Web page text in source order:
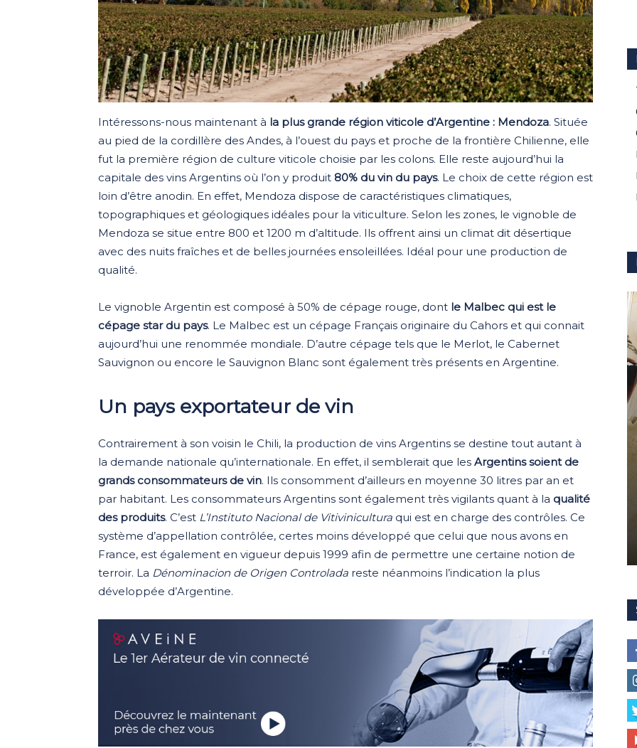
Intéressons-nous maintenant à la plus grande région viticole d’Argentine : Mendoza. Située
au pied de la cordillère des Andes, à l’ouest du pays et proche de la frontière Chilienne, elle
fut la première région de culture viticole choisie par les colons. Elle reste aujourd’hui la
capitale des vins Argentins où l’on y produit 80% du vin du pays. Le choix de cette région est
loin d’être anodin. En effet, Mendoza dispose de caractéristiques climatiques,
topographiques et géologiques idéales pour la viticulture. Selon les zones, le vignoble de
Mendoza se situe entre 800 et 1200 m d’altitude. Ils offrent ainsi un climat dit désertique
avec des nuits fraîches et de belles journées ensoleillées. Idéal pour une production de
qualité.
Le vignoble Argentin est composé à 50% de cépage rouge, dont le Malbec qui est le
cépage star du pays. Le Malbec est un cépage Français originaire du Cahors et qui connait
aujourd’hui une renommée mondiale. D’autre cépage tels que le Merlot, le Cabernet
Sauvignon ou encore le Sauvignon Blanc sont également très présents en Argentine.
Un pays exportateur de vin
Contrairement à son voisin le Chili, la production de vins Argentins se destine tout autant à
la demande nationale qu’internationale. En effet, il semblerait que les Argentins soient de
grands consommateurs de vin. Ils consomment d’ailleurs en moyenne 30 litres par an et
par habitant. Les consommateurs Argentins sont également très vigilants quant à la qualité
des produits. C’est L’Instituto Nacional de Vitivinicultura qui est en charge des contrôles. Ce
système d’appellation contrôlée, certes moins développé que celui que nous avons en
France, est également en vigueur depuis 1999 afin de permettre une certaine notion de
terroir. La Dénominacion de Origen Controlada reste néanmoins l’indication la plus
développée d’Argentine.